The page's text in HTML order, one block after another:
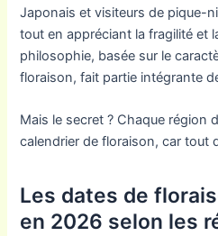
Japonais et visiteurs de pique-
tout en appréciant la fragilité et
philosophie, basée sur le
floraison, fait partie intégrante
Mais le secret ? Chaque région
calendrier de floraison, car tout
Les dates de
en 2026 selon les